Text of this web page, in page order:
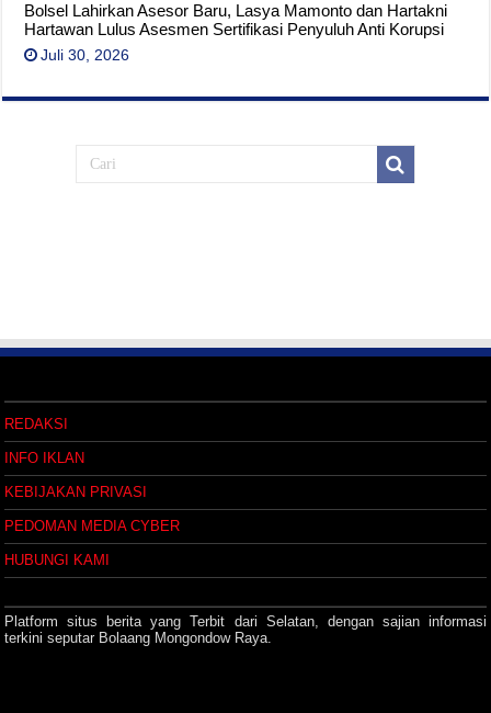
Bolsel Lahirkan Asesor Baru, Lasya Mamonto dan Hartakni
Hartawan Lulus Asesmen Sertifikasi Penyuluh Anti Korupsi
Juli 30, 2026
REDAKSI
INFO IKLAN
KEBIJAKAN PRIVASI
PEDOMAN MEDIA CYBER
HUBUNGI KAMI
Platform situs berita yang Terbit dari Selatan, dengan sajian informasi
terkini seputar Bolaang Mongondow Raya.